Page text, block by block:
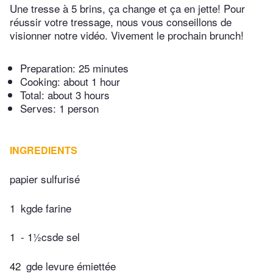
Une tresse à 5 brins, ça change et ça en jette! Pour
réussir votre tressage, nous vous conseillons de
visionner notre vidéo. Vivement le prochain brunch!
Preparation: 25 minutes
Cooking: about 1 hour
Total: about 3 hours
Serves: 1 person
INGREDIENTS
papier sulfurisé
1 kgde farine
1 - 1½csde sel
42 gde levure émiettée